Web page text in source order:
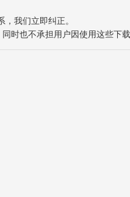
我们立即纠正。
时也不承担用户因使用这些下